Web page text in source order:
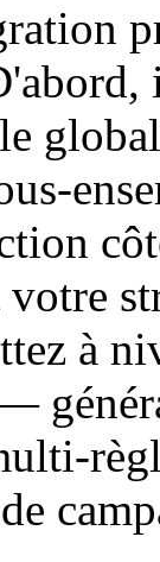
votre
à